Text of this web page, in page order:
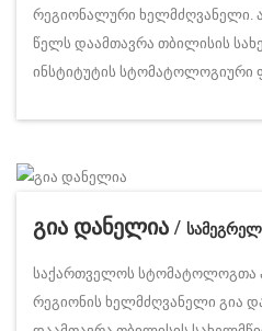
რეგიონალური ხელმძღვანელი.
წელს დაამთავრა თბილისის
ინსტიტუტის სტომატოლოგიური
გია დანელია /
საქართველოს სტომატოლოგთა
რეგიონის ხელმძღვანელი გია